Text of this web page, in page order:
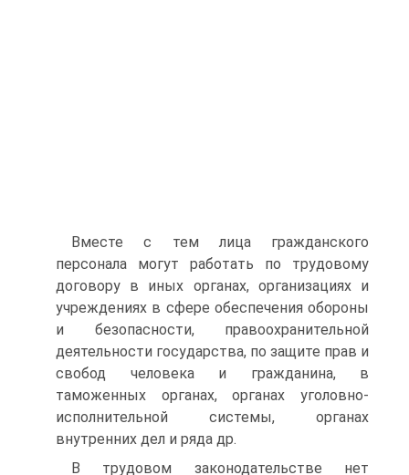
Вместе с тем лица гражданского
персонала могут работать по трудовому
договору в иных органах, организациях и
учреждениях в сфере обеспечения обороны
и безопасности, правоохранительной
деятельности государства, по защите прав и
свобод человека и гражданина, в
таможенных органах, органах уголовно-
исполнительной системы, органах
внутренних дел и ряда др.
В трудовом законодательстве нет